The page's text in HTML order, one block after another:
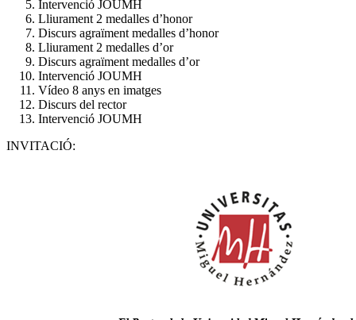
Intervenció JOUMH
Lliurament 2 medalles d’honor
Discurs agraïment medalles d’honor
Lliurament 2 medalles d’or
Discurs agraïment medalles d’or
Intervenció JOUMH
Vídeo 8 anys en imatges
Discurs del rector
Intervenció JOUMH
INVITACIÓ: